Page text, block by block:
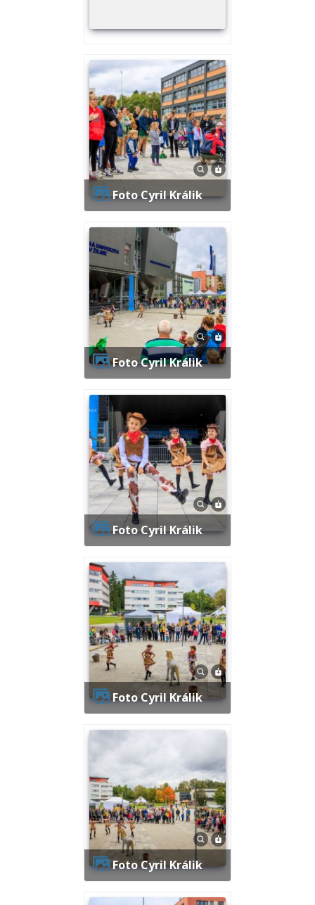
Foto Cyril Králik
Foto Cyril Králik
Foto Cyril Králik
Foto Cyril Králik
Foto Cyril Králik